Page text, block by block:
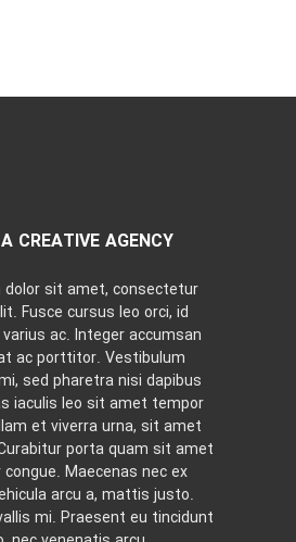
CREATIVE AGENCY
dolor sit amet, consectetur
Fusce cursus leo orci, id
ac. Integer accumsan
ac porttitor. Vestibulum
sed pharetra nisi dapibus
iaculis leo sit amet tempor
et viverra urna, sit amet
porta quam sit amet
Maecenas nec ex
arcu a, mattis justo.
mi. Praesent eu tincidunt